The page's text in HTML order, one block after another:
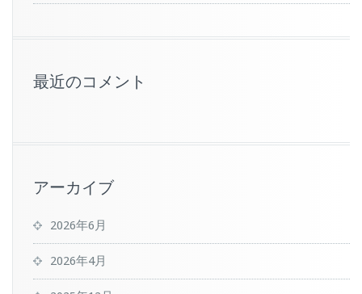
最近のコメント
アーカイブ
2026年6月
2026年4月